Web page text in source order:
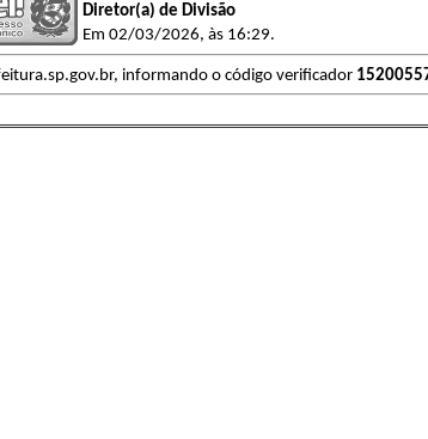
Diretor(a) de Divisão
Em 02/03/2026, às 16:29.
informando o código verificador